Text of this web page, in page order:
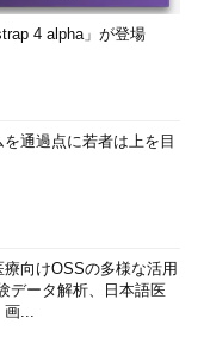
4 alpha」が登場
通過点に若者は上を目
向けOSSの多様な活用
データ解析、日本語医
画...